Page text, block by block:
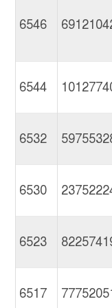
6546
6544
6532
6530
6523
6517